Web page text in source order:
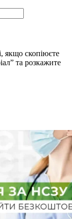
якщо скопіюєте
та розкажите